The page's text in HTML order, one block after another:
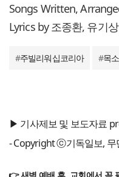
Songs Written,
Lyrics by 조종환, 유기
#주빌리워십코리아 #목
▶ 기사제보 및 보도자료
- Copyright ⓒ기독일보, 무